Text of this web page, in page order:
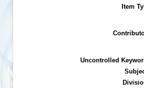
Item
Uncontrolled